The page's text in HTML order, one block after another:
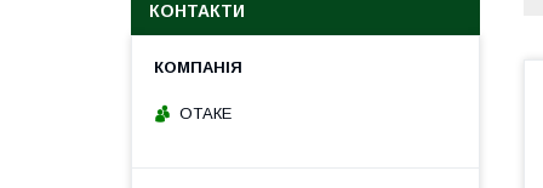
КОНТАКТИ
ОТАКЕ